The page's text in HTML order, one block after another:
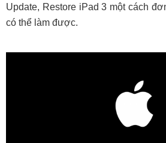
Update, Restore iPad 3 một cách
có thể làm được.